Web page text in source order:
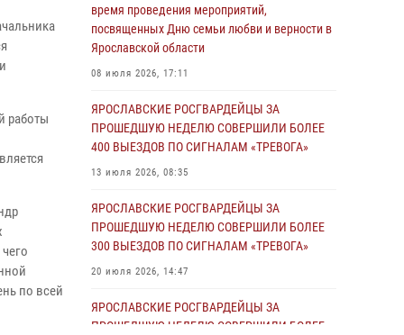
работы
по всей
сигналам «тревога»
03 августа 2026, 07:24
Росгвардейцы оказали помощь беременной
Ярославле
03 августа 2026, 06:20
Росгвардейцы обеспечили правопорядок во
27 июля 2026, 09:10
Росгвардейцы обеспечили правопорядок во
время крестного хода в Ярославской области
время проведения мероприятий,
посвященных Дню семьи любви и верности в
Ярославской области
08 июля 2026, 17:11
ЯРОСЛАВСКИЕ РОСГВАРДЕЙЦЫ ЗА
ПРОШЕДШУЮ НЕДЕЛЮ СОВЕРШИЛИ БОЛЕЕ
400 ВЫЕЗДОВ ПО СИГНАЛАМ «ТРЕВОГА»
13 июля 2026, 08:35
ЯРОСЛАВСКИЕ РОСГВАРДЕЙЦЫ ЗА
ПРОШЕДШУЮ НЕДЕЛЮ СОВЕРШИЛИ БОЛЕЕ
300 ВЫЕЗДОВ ПО СИГНАЛАМ «ТРЕВОГА»
20 июля 2026, 14:47
ЯРОСЛАВСКИЕ РОСГВАРДЕЙЦЫ ЗА
ПРОШЕДШУЮ НЕДЕЛЮ СОВЕРШИЛИ БОЛЕЕ